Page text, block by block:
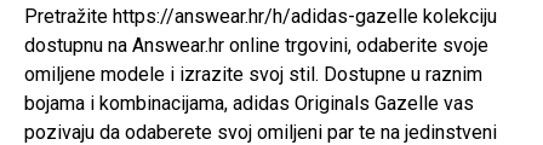
Pretražite https://answear.hr/h/adidas-gazelle kolekciju
dostupnu na Answear.hr online trgovini, odaberite svoje
omiljene modele i izrazite svoj stil. Dostupne u raznim
bojama i kombinacijama, adidas Originals Gazelle vas
pozivaju da odaberete svoj omiljeni par te na jedinstveni